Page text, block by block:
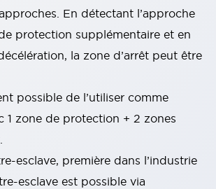
En détectant l’approche
protection supplémentaire et en
la zone d’arrêt peut être
possible de l’utiliser comme
1 zone de protection + 2 zones
esclave, première dans l’industrie
esclave est possible via